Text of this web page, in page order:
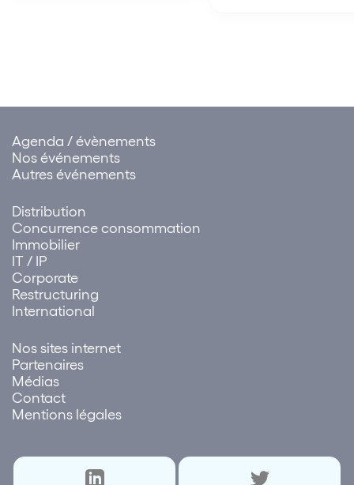
Agenda / évènements
Nos événements
Autres événements
Distribution
Concurrence consommation
Immobilier
IT / IP
Corporate
Restructuring
International
Nos sites internet
Partenaires
Médias
Contact
Mentions légales